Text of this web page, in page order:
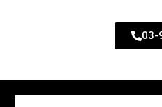
03-